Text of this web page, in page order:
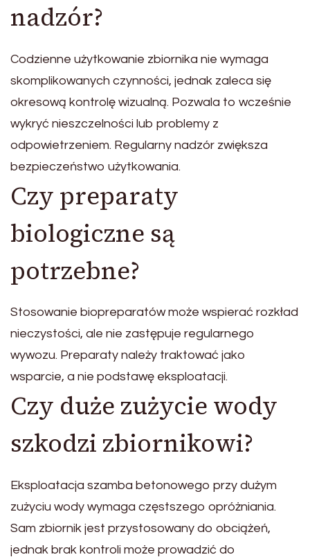
nadzór?
Codzienne użytkowanie zbiornika nie wymaga
skomplikowanych czynności, jednak zaleca się
okresową kontrolę wizualną. Pozwala to wcześnie
wykryć nieszczelności lub problemy z
odpowietrzeniem. Regularny nadzór zwiększa
bezpieczeństwo użytkowania.
Czy preparaty
biologiczne są
potrzebne?
Stosowanie biopreparatów może wspierać rozkład
nieczystości, ale nie zastępuje regularnego
wywozu. Preparaty należy traktować jako
wsparcie, a nie podstawę eksploatacji.
Czy duże zużycie wody
szkodzi zbiornikowi?
Eksploatacja szamba betonowego przy dużym
zużyciu wody wymaga częstszego opróżniania.
Sam zbiornik jest przystosowany do obciążeń,
jednak brak kontroli może prowadzić do